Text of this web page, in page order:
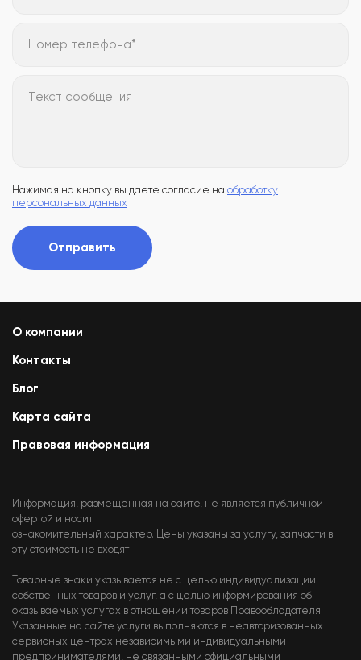
Номер телефона*
Текст сообщения
Нажимая на кнопку вы даете согласие на обработку
персональных данных
Отправить
О компании
Контакты
Блог
Карта сайта
Правовая информация
Информация, размещенная на сайте, не является публичной
офертой и носит
ознакомительный характер. Цены указаны за услугу, запчасти в
эту стоимость не входят
Товарные знаки указывается не с целью индивидуализации
собственных товаров и услуг, а с целью информирования об
оказываемых услугах в отношении товаров Правообладателя.
Указанные на сайте услуги выполняются в неавторизованных
сервисных центрах независимыми индивидуальными
предпринимателями, не связанными официальными